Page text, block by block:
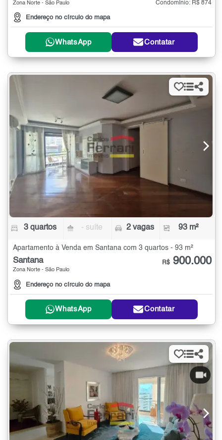
Zona Norte - São Paulo
Endereço no círculo do mapa
Condomínio: R$ 874
WhatsApp Contatar
3 quartos - suíte 2 vagas 93 m²
Apartamento à Venda em Santana com 3 quartos - 93 m²
Santana
Zona Norte - São Paulo
Endereço no círculo do mapa
R$ 900.000
WhatsApp Contatar